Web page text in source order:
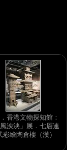
香港文物探知館：
風泱泱」展．七層連
彩繪陶倉樓（漢）